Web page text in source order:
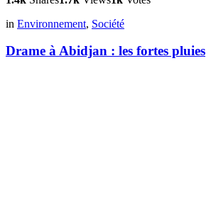
in Environnement, Société
Drame à Abidjan : les fortes pluies